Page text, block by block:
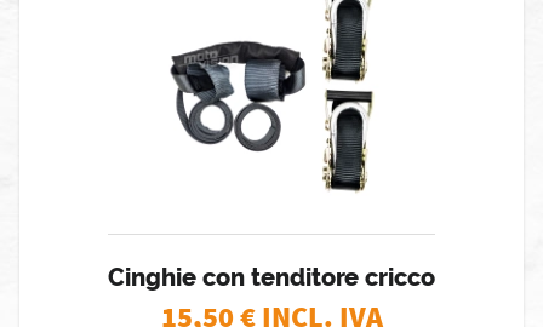
Cinghie con tenditore cricco
15,50€ INCL. IVA